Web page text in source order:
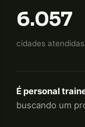
6.057
cidades atendidas
É personal
buscando um